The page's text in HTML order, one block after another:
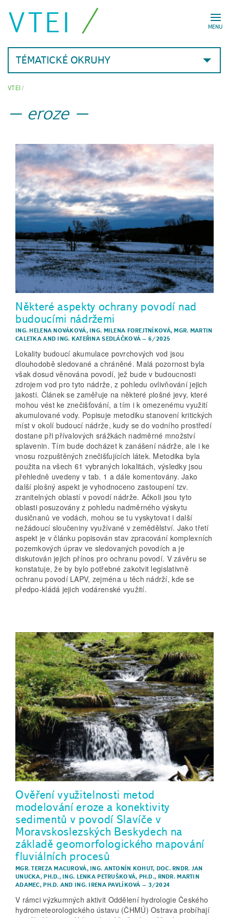
MENU
VTEI
TÉMATICKÉ OKRUHY
VTEI/
eroze
Některé aspekty ochrany povodí nad
budoucími nádržemi
ING. HELENA NOVÁKOVÁ, ING. MILENA FOREJTNÍKOVÁ, MGR. MARTIN
CALETKAAND ING. KATEŘINA SEDLÁČKOVÁ – 6/2025
Lokality budoucí akumulace povrchových vod jsou
dlouhodobě sledované a chráněné. Malá pozornost byla
však dosud věnována povodí, jež bude v budoucnosti
zdrojem vod pro tyto nádrže, z pohledu ovlivňování jejich
jakosti. Článek se zaměřuje na některé plošné jevy, které
mohou vést ke znečišťování, a tím i k omezenému využití
akumulované vody. Popisuje metodiku stanovení kritických
míst v okolí budoucí nádrže, kudy se do vodního prostředí
dostane při přívalových srážkách nadměrné množství
splavenin. Tím bude docházet k zanášení nádrže, ale i ke
vnosu rozpuštěných znečišťujících látek. Metodika byla
použita na všech 61 vybraných lokalitách, výsledky jsou
přehledně uvedeny v tab. 1 a dále komentovány. Jako
další plošný aspekt je vyhodnoceno zastoupení tzv.
zranitelných oblastí v povodí nádrže. Ačkoli jsou tyto
oblasti posuzovány z pohledu nadměrného výskytu
dusičnanů ve vodách, mohou se tu vyskytovat i další
nežádoucí sloučeniny využívané v zemědělství. Jako třetí
aspekt je v článku popisován stav zpracování komplexních
pozemkových úprav ve sledovaných povodích a je
diskutován jejich přínos pro ochranu povodí. V závěru se
konstatuje, že by bylo potřebné zakotvit legislativně
ochranu povodí LAPV, zejména u těch nádrží, kde se
předpo-kládá jejich vodárenské využití.
Ověření využitelnosti metod
modelování eroze a konektivity
sedimentů v povodí Slavíče v
Moravskoslezských Beskydech na
základě geomorfologického mapování
fluviálních procesů
MGR. TEREZA MACUROVÁ, ING. ANTONÍN KOHUT, DOC. RNDR. JAN
UNUCKA, PH.D., ING. LENKA PETRUŠKOVÁ, PH.D., RNDR. MARTIN
ADAMEC, PH.D. AND ING. IRENA PAVLÍKOVÁ – 3/2024
V rámci výzkumných aktivit Oddělení hydrologie Českého
hydrometeorologického ústavu (ČHMÚ) Ostrava probíhají